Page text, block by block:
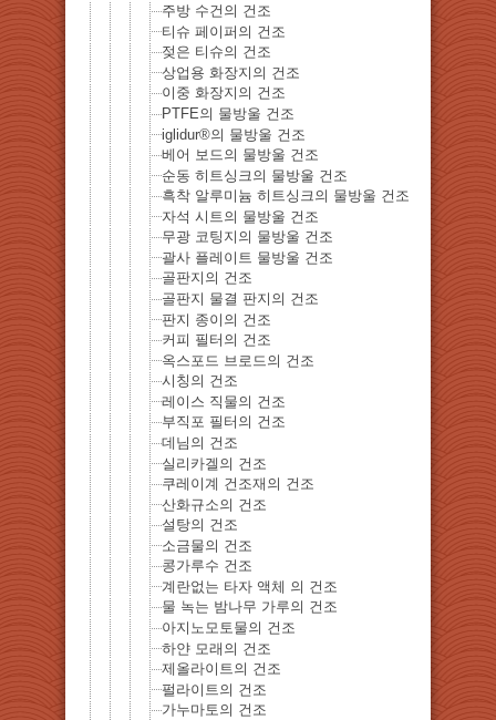
주방 수건의 건조
티슈 페이퍼의 건조
젖은 티슈의 건조
상업용 화장지의 건조
이중 화장지의 건조
PTFE의 물방울 건조
iglidur®의 물방울 건조
베어 보드의 물방울 건조
순동 히트싱크의 물방울 건조
흑착 알루미늄 히트싱크의 물방울 건조
자석 시트의 물방울 건조
무광 코팅지의 물방울 건조
괄사 플레이트 물방울 건조
골판지의 건조
골판지 물결 판지의 건조
판지 종이의 건조
커피 필터의 건조
옥스포드 브로드의 건조
시칭의 건조
레이스 직물의 건조
부직포 필터의 건조
데님의 건조
실리카겔의 건조
쿠레이계 건조재의 건조
산화규소의 건조
설탕의 건조
소금물의 건조
콩가루수 건조
계란없는 타자 액체 의 건조
물 녹는 밤나무 가루의 건조
아지노모토물의 건조
하얀 모래의 건조
제올라이트의 건조
펄라이트의 건조
가누마토의 건조